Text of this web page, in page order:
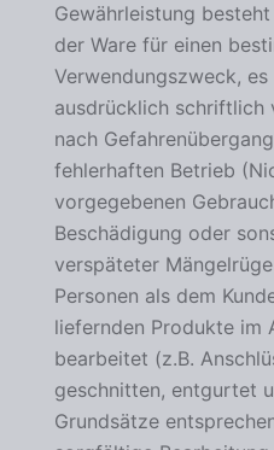
Gewährleistung
der Ware für einen
Verwendungszweck,
ausdrücklich schriftlich
nach
fehlerhaften Betrieb
vorgegebenen
Beschädigung oder
verspäteter
Personen als dem
liefernden Produkte im
bearbeitet (z.B.
geschnitten, entgurtet
Grundsätze